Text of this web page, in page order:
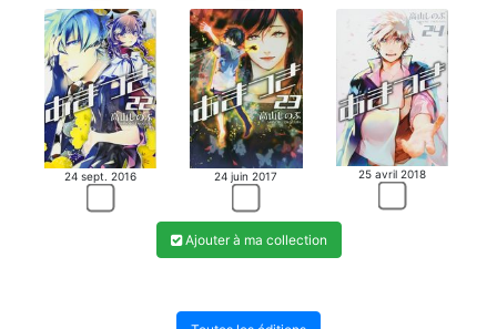
24 sept. 2016 24 juin 2017 25 avril 2018
Ajouter à ma collection